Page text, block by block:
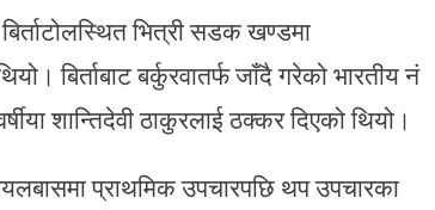
भित्री सडक खण्डमा
बिर्ताबाट बर्कुरवातर्फ जाँदै गरेको भारतीय नं
शान्तिदेवी ठाकुरलाई ठक्कर दिएको थियो।
प्राथमिक उपचारपछि थप उपचारका